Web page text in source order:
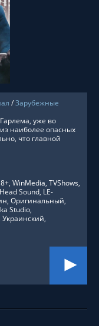
/Зарубежные
уже во
наиболее опасных
что главной
WinMedia, TVShows,
Sound, LE-
Оригинальный,
Studio,